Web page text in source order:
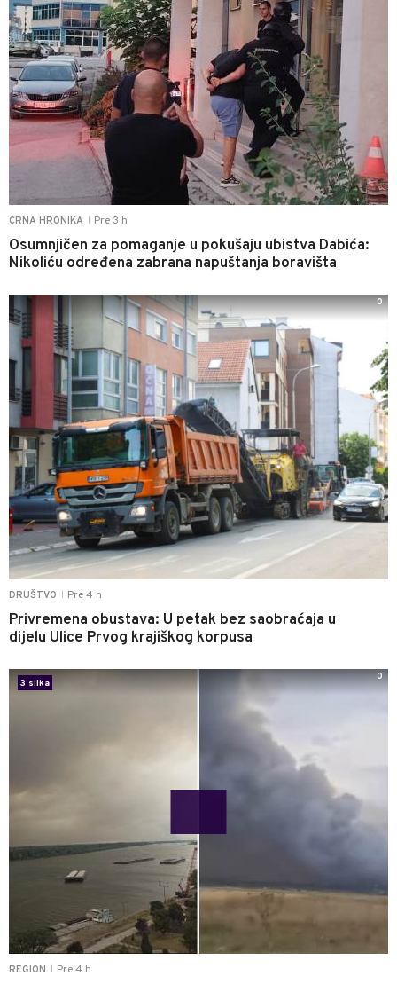
CRNA HRONIKA Pre 3 h
Osumnjičen za pomaganje u pokušaju ubistva Dabića:
Nikoliću određena zabrana napuštanja boravišta
DRUŠTVO Pre 4 h
Privremena obustava: U petak bez saobraćaja u
dijelu Ulice Prvog krajiškog korpusa
0
REGION Pre 4 h
3 slika
0